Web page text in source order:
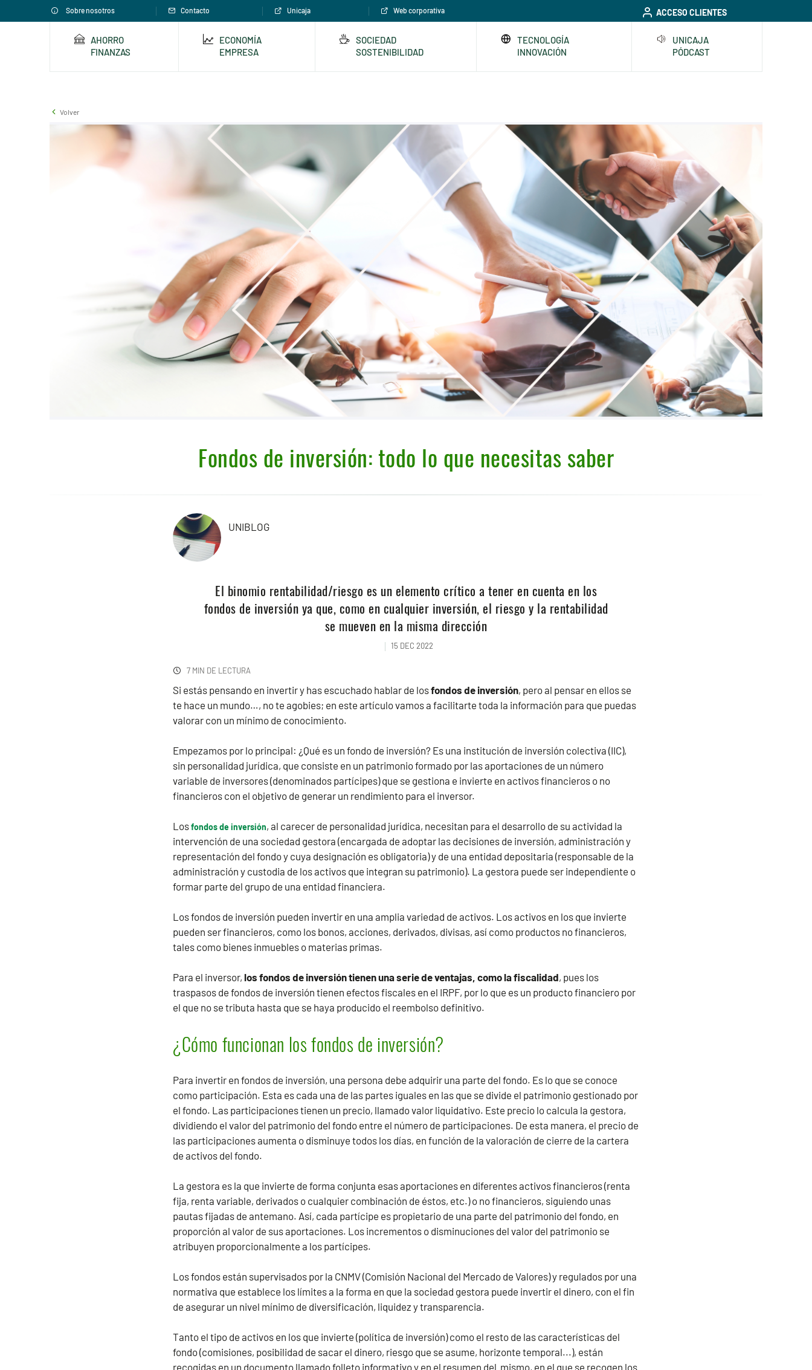
Sobre nosotros Contacto Unicaja Web corporativa ACCESO CLIENTES
AHORRO
FINANZAS
ECONOMÍA
EMPRESA
SOCIEDAD
SOSTENIBILIDAD
TECNOLOGÍA
INNOVACIÓN
UNICAJA
PÓDCAST
Volver
Fondos de inversión: todo lo que necesitas saber
UNIBLOG
El binomio rentabilidad/riesgo es un elemento crítico a tener en cuenta en los
fondos de inversión ya que, como en cualquier inversión, el riesgo y la rentabilidad
se mueven en la misma dirección
15 DEC 2022
7 MIN DE LECTURA
Si estás pensando en invertir y has escuchado hablar de losfondos de inversión, pero al pensar en ellos se
te hace un mundo…, no te agobies; en este artículo vamos a facilitarte toda la información para que puedas
valorar con un mínimo de conocimiento.
Empezamos por lo principal: ¿Qué es un fondo de inversión? Es una institución de inversión colectiva (IIC),
sin personalidad jurídica, que consiste en un patrimonio formado por las aportaciones de un número
variable de inversores (denominados partícipes) que se gestiona e invierte en activos financieros o no
financieros con el objetivo de generar un rendimiento para el inversor.
Losfondos de inversión, al carecer de personalidad jurídica, necesitan para el desarrollo de su actividad la
intervención de una sociedad gestora (encargada de adoptar las decisiones de inversión, administración y
representación del fondo y cuya designación es obligatoria) y de una entidad depositaria (responsable de la
administración y custodia de los activos que integran su patrimonio). La gestora puede ser independiente o
formar parte del grupo de una entidad financiera.
Los fondos de inversión pueden invertir en una amplia variedad de activos. Los activos en los que invierte
pueden ser financieros, como los bonos, acciones, derivados, divisas, así como productos no financieros,
tales como bienes inmuebles o materias primas.
Para el inversor, los fondos de inversión tienen una serie de ventajas, como la fiscalidad, pues los
traspasos de fondos de inversión tienen efectos fiscales en el IRPF, por lo que es un producto financiero por
el que no se tributa hasta que se haya producido el reembolso definitivo.
¿Cómo funcionan los fondos de inversión?
Para invertir en fondos de inversión, una persona debe adquirir una parte del fondo. Es lo que se conoce
como participación. Esta es cada una de las partes iguales en las que se divide el patrimonio gestionado por
el fondo. Las participaciones tienen un precio, llamado valor liquidativo. Este precio lo calcula la gestora,
dividiendo el valor del patrimonio del fondo entre el número de participaciones. De esta manera, el precio de
las participaciones aumenta o disminuye todos los días, en función de la valoración de cierre de la cartera
de activos del fondo.
La gestora es la que invierte de forma conjunta esas aportaciones en diferentes activos financieros (renta
fija, renta variable, derivados o cualquier combinación de éstos, etc.) o no financieros, siguiendo unas
pautas fijadas de antemano. Así, cada partícipe es propietario de una parte del patrimonio del fondo, en
proporción al valor de sus aportaciones. Los incrementos o disminuciones del valor del patrimonio se
atribuyen proporcionalmente a los partícipes.
Los fondos están supervisados por la CNMV (Comisión Nacional del Mercado de Valores) y regulados por una
normativa que establece los límites a la forma en que la sociedad gestora puede invertir el dinero, con el fin
de asegurar un nivel mínimo de diversificación, liquidez y transparencia.
Tanto el tipo de activos en los que invierte (política de inversión) como el resto de las características del
fondo (comisiones, posibilidad de sacar el dinero, riesgo que se asume, horizonte temporal...), están
recogidas en un documento llamado folleto informativo y en el resumen del mismo, en el que se recogen los